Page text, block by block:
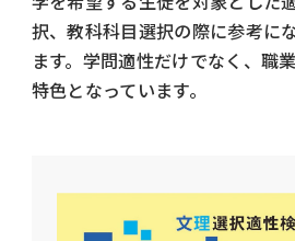
択、教科科目選択の際に参考に
ます。学問適性だけでなく、職
特色となっています。